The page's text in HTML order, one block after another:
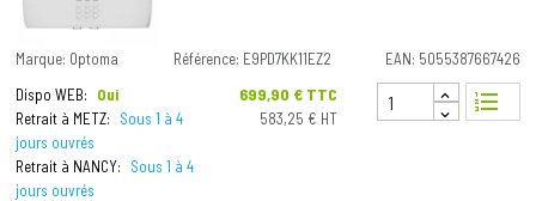
Marque: Optoma Référence: E9PD7KK11EZ2
EAN: 5055387667426
Dispo WEB:
Oui
Retrait à METZ:
Sous 1 à 4
jours ouvrés
Retrait à NANCY:
Sous 1 à 4
jours ouvrés
Prix
699,90 € TTC
583,25 € HT
format_list_numbered